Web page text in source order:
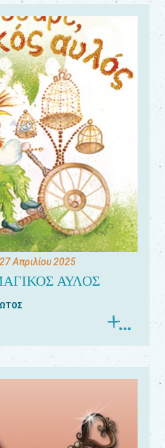
Απριλίου 2025
ΑΥΛΟΣ